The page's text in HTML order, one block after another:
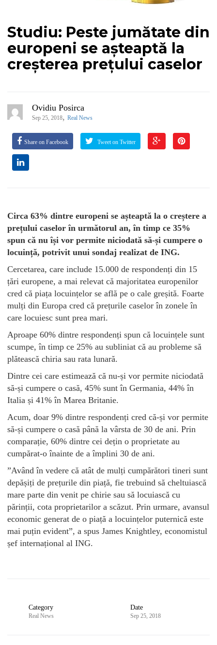
Studiu: Peste jumătate din
europeni se așteaptă la
creșterea prețului caselor
Ovidiu Posirca
Sep 25, 2018, Real News
Share on Facebook Tweet on Twitter
Circa 63% dintre europeni se așteaptă la o creștere a
prețului caselor în următorul an, în timp ce 35%
spun că nu își vor permite niciodată să-și cumpere o
locuință, potrivit unui sondaj realizat de ING.
Cercetarea, care include 15.000 de respondenți din 15
țări europene, a mai relevat că majoritatea europenilor
cred că piața locuințelor se află pe o cale greșită. Foarte
mulți din Europa cred că prețurile caselor în zonele în
care locuiesc sunt prea mari.
Aproape 60% dintre respondenți spun că locuințele sunt
scumpe, în timp ce 25% au subliniat că au probleme să
plătească chiria sau rata lunară.
Dintre cei care estimează că nu-și vor permite niciodată
să-și cumpere o casă, 45% sunt în Germania, 44% în
Italia și 41% în Marea Britanie.
Acum, doar 9% dintre respondenți cred că-și vor permite
să-și cumpere o casă până la vârsta de 30 de ani. Prin
comparație, 60% dintre cei dețin o proprietate au
cumpărat-o înainte de a împlini 30 de ani.
”Având în vedere că atât de mulți cumpărători tineri sunt
depășiți de prețurile din piață, fie trebuind să cheltuiască
mare parte din venit pe chirie sau să locuiască cu
părinții, cota proprietarilor a scăzut. Prin urmare, avansul
economic generat de o piață a locuințelor puternică este
mai puțin evident”, a spus James Knightley, economistul
șef internațional al ING.
Category
Real News
Date
Sep 25, 2018